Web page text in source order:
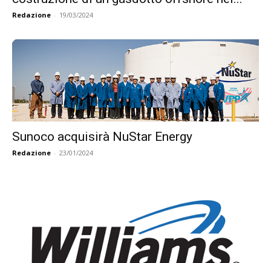
Redazione - 19/03/2024
Sunoco acquisirà NuStar Energy
Redazione - 23/01/2024